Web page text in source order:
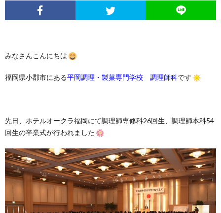
みなさんこんにちは
福岡県小郡市にある平岡調理・製菓専門学校 調理師科です
先日、ホテルオークラ福岡にて調理師専修科26回生、調理師本科54
回生の卒業式が行われました